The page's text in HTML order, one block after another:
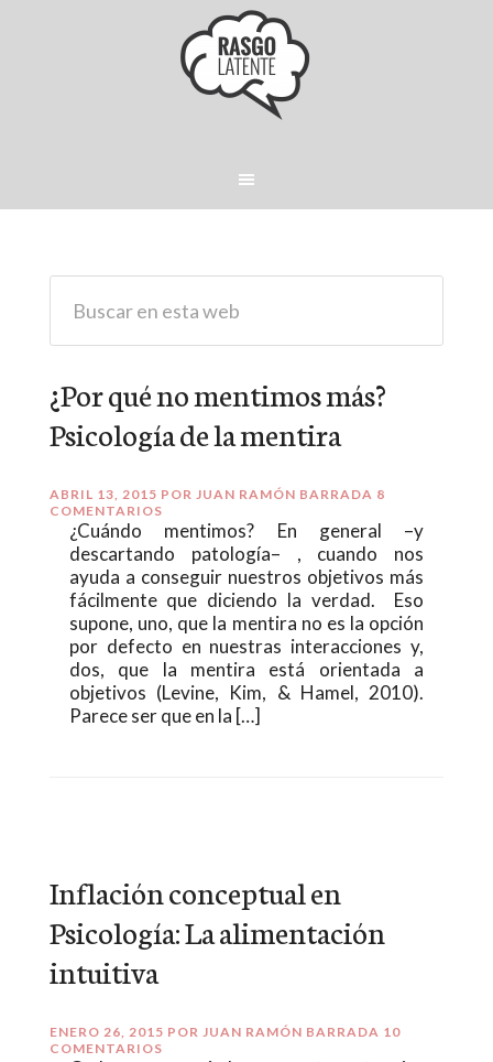
¿Por qué no mentimos más?
Psicología de la mentira
ABRIL 13, 2015 POR JUAN RAMÓN BARRADA 8
COMENTARIOS
¿Cuándo mentimos? En general –y
descartando patología– , cuando nos
ayuda a conseguir nuestros objetivos más
fácilmente que diciendo la verdad. Eso
supone, uno, que la mentira no es la opción
por defecto en nuestras interacciones y,
dos, que la mentira está orientada a
objetivos (Levine, Kim, & Hamel, 2010).
Parece ser que en la […]
Inflación conceptual en
Psicología: La alimentación
intuitiva
ENERO 26, 2015 POR JUAN RAMÓN BARRADA 10
COMENTARIOS